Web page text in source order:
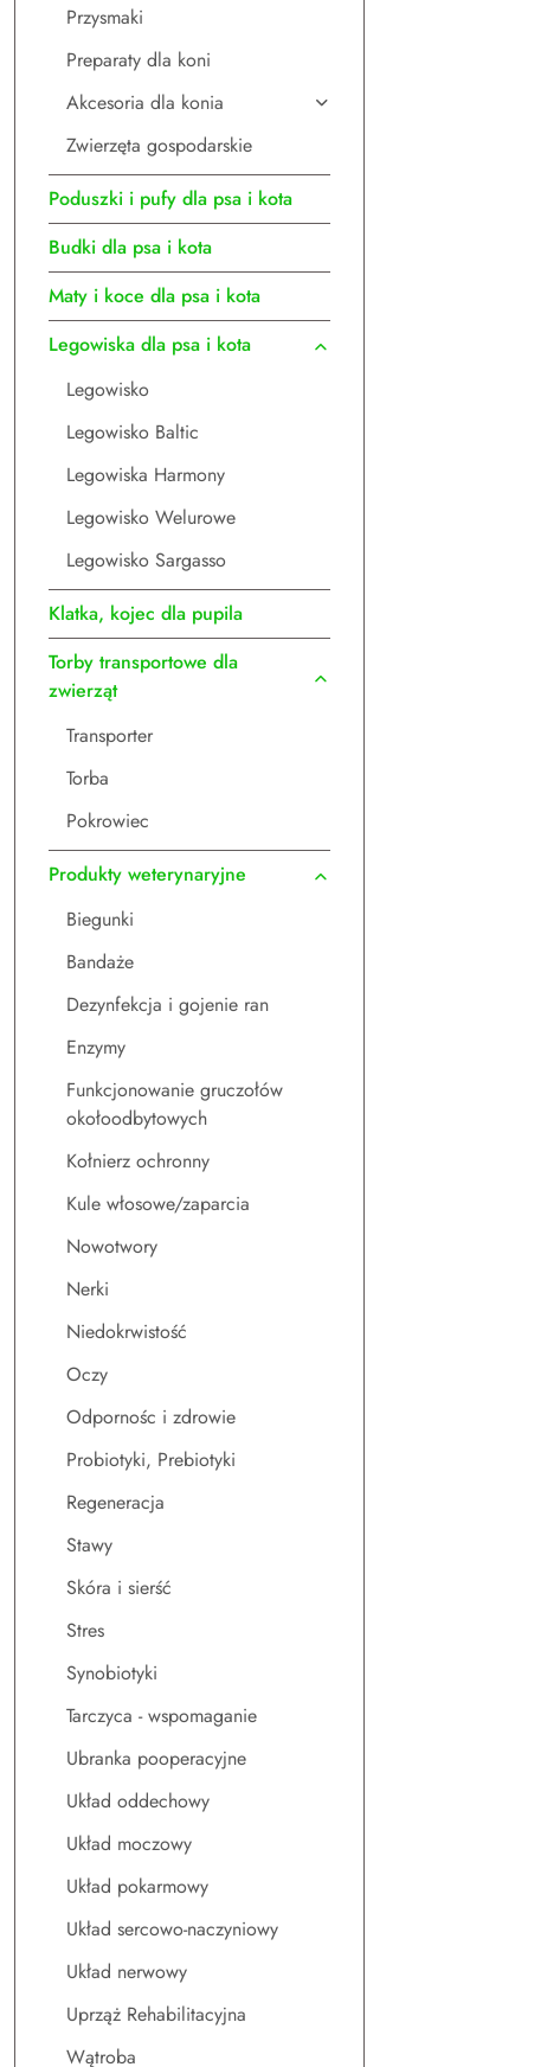
Przysmaki
Preparaty dla koni
Akcesoria dla konia
Zwierzęta gospodarskie
Poduszki i pufy dla psa i kota
Budki dla psa i kota
Maty i koce dla psa i kota
Legowiska dla psa i kota
Legowisko
Legowisko Baltic
Legowiska Harmony
Legowisko Welurowe
Legowisko Sargasso
Klatka, kojec dla pupila
Torby transportowe dla
zwierząt
Transporter
Torba
Pokrowiec
Produkty weterynaryjne
Biegunki
Bandaże
Dezynfekcja i gojenie ran
Enzymy
Funkcjonowanie gruczołów
okołoodbytowych
Kołnierz ochronny
Kule włosowe/zaparcia
Nowotwory
Nerki
Niedokrwistość
Oczy
Odpornośc i zdrowie
Probiotyki, Prebiotyki
Regeneracja
Stawy
Skóra i sierść
Stres
Synobiotyki
Tarczyca - wspomaganie
Ubranka pooperacyjne
Układ oddechowy
Układ moczowy
Układ pokarmowy
Układ sercowo-naczyniowy
Układ nerwowy
Uprząż Rehabilitacyjna
Wątroba